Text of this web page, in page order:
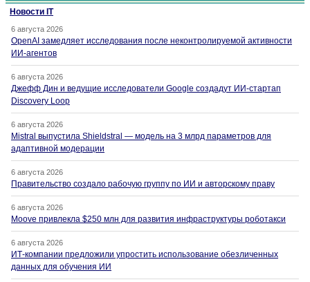
Новости IT
6 августа 2026
OpenAI замедляет исследования после неконтролируемой активности
ИИ-агентов
6 августа 2026
Джефф Дин и ведущие исследователи Google создадут ИИ-стартап
Discovery Loop
6 августа 2026
Mistral выпустила Shieldstral — модель на 3 млрд параметров для
адаптивной модерации
6 августа 2026
Правительство создало рабочую группу по ИИ и авторскому праву
6 августа 2026
Moove привлекла $250 млн для развития инфраструктуры роботакси
6 августа 2026
ИТ-компании предложили упростить использование обезличенных
данных для обучения ИИ